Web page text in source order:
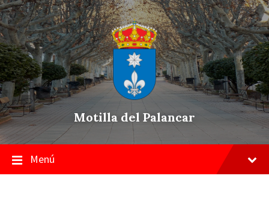
Skip
to
content
Saltar
a
la
navegación
principal
Saltar
a
pie
de
página
Motilla del Palancar
Menú